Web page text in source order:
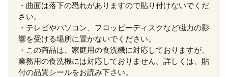
・曲面は落下の恐れがありますので貼り付けないでくだ
さい。
・テレビやパソコン、フロッピーディスクなど磁力の影
響を受ける場所に置かないでください。
・この商品は、家庭用の食洗機に対応しておりますが、
業務用の食洗機には対応しておりません。詳しくは、貼
付の品質シールをお読み下さい。